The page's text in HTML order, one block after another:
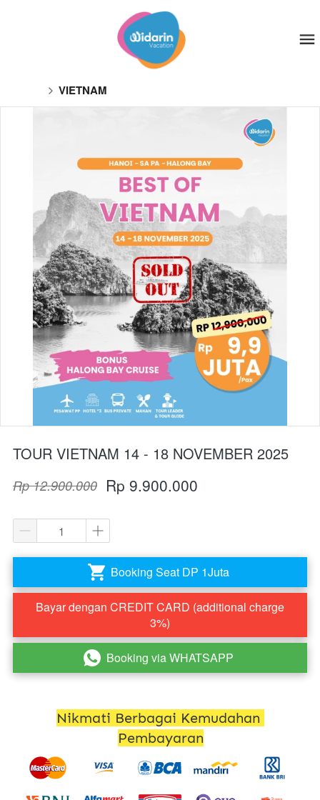
VIETNAM
TOUR VIETNAM 14 - 18 NOVEMBER 2025
Rp 12.900.000 Rp 9.900.000
` Booking Seat DP 1Juta
Bayar dengan CREDIT CARD (additional charge
3%)
` Booking via WHATSAPP
Nikmati Berbagai Kemudahan
Pembayaran